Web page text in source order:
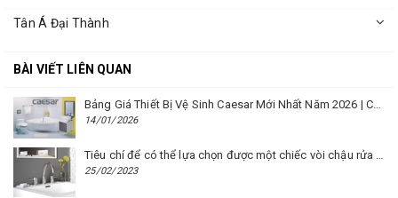
Tân Á Đại Thành
BÀI VIẾT LIÊN QUAN
Bảng Giá Thiết Bị Vệ Sinh Caesar Mới Nhất Năm 2026 | Cập Nhật Liên Tục Tại BM8.VN
14/01/2026
Tiêu chí để có thể lựa chọn được một chiếc vòi chậu rửa mặt Caesar phù hợp
25/02/2023